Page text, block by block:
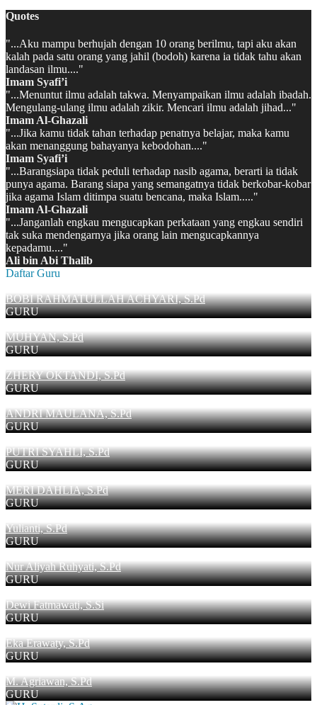
Quotes
"...Aku mampu berhujah dengan 10 orang berilmu, tapi aku akan
kalah pada satu orang yang jahil (bodoh) karena ia tidak tahu akan
landasan ilmu...."
Imam Syafi’i
"...Menuntut ilmu adalah takwa. Menyampaikan ilmu adalah ibadah.
Mengulang-ulang ilmu adalah zikir. Mencari ilmu adalah jihad..."
Imam Al-Ghazali
"...Jika kamu tidak tahan terhadap penatnya belajar, maka kamu
akan menanggung bahayanya kebodohan...."
Imam Syafi’i
"...Barangsiapa tidak peduli terhadap nasib agama, berarti ia tidak
punya agama. Barang siapa yang semangatnya tidak berkobar-kobar
jika agama Islam ditimpa suatu bencana, maka Islam....."
Imam Al-Ghazali
"...Janganlah engkau mengucapkan perkataan yang engkau sendiri
tak suka mendengarnya jika orang lain mengucapkannya
kepadamu...."
Ali bin Abi Thalib
Daftar Guru
BOBI RAHMATULLAH ACHYARI, S.Pd
GURU
MUHYAN, S.Pd
GURU
ZHERY OKTANDI, S.Pd
GURU
ANDRI MAULANA, S.Pd
GURU
PUTRI SYAHLI, S.Pd
GURU
MERI DAHLIA, S.Pd
GURU
Yulianti, S.Pd
GURU
Nur Aliyah Ruhyati, S.Pd
GURU
Dewi Fatmawati, S.Si
GURU
Eka Erawaty, S.Pd
GURU
M. Agriawan, S.Pd
GURU